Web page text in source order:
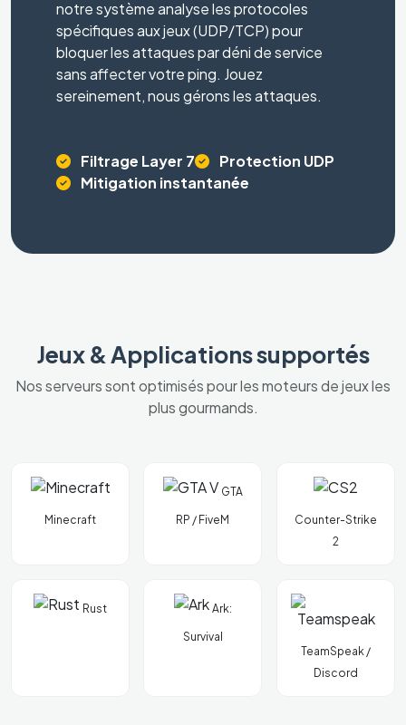
notre système analyse les protocoles
spécifiques aux jeux (UDP/TCP) pour
bloquer les attaques par déni de service
sans affecter votre ping. Jouez
sereinement, nous gérons les attaques.
Filtrage Layer 7
Protection UDP
Mitigation instantanée
Jeux & Applications supportés
Nos serveurs sont optimisés pour les moteurs de jeux les
plus gourmands.
Minecraft
GTA
RP / FiveM
Counter-Strike
2
Rust Ark:
Survival
TeamSpeak /
Discord